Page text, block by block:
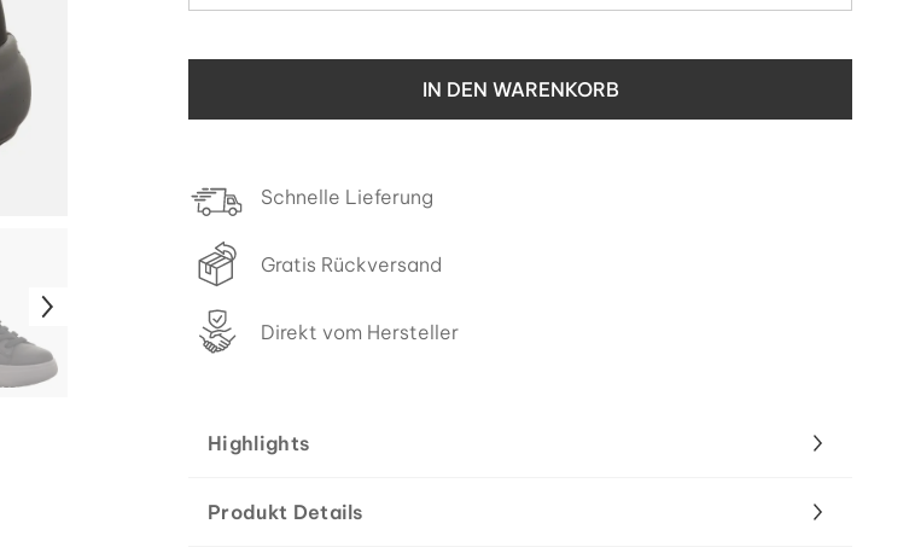
IN DEN WARENKORB
Schnelle Lieferung
Gratis Rückversand
Direkt vom Hersteller
Highlights
Produkt Details